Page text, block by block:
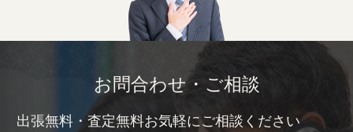
お問合わせ・ご相談
出張無料・査定無料お気軽にご相談ください